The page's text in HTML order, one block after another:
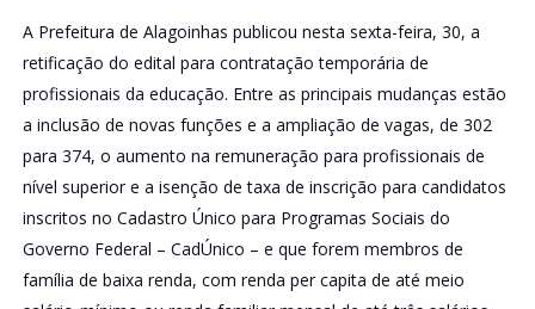
A Prefeitura de Alagoinhas publicou nesta sexta-feira, 30, a
retificação do edital para contratação temporária de
profissionais da educação. Entre as principais mudanças estão
a inclusão de novas funções e a ampliação de vagas, de 302
para 374, o aumento na remuneração para profissionais de
nível superior e a isenção de taxa de inscrição para candidatos
inscritos no Cadastro Único para Programas Sociais do
Governo Federal – CadÚnico – e que forem membros de
família de baixa renda, com renda per capita de até meio